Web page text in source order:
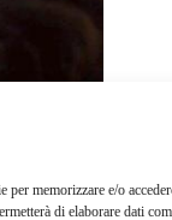
memorizzare e/o
di elaborare dati